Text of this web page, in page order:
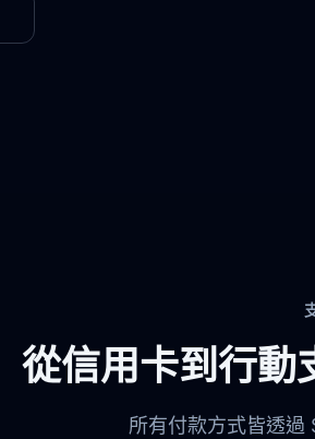
從信用卡到行動
所有付款方式皆透過